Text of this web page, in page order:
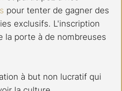
pour tenter de gagner des
exclusifs. L'inscription
la porte à de nombreuses
à but non lucratif qui